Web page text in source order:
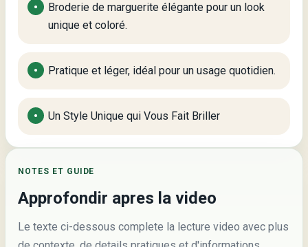
Broderie de marguerite élégante pour un look
unique et coloré.
Pratique et léger, idéal pour un usage quotidien.
Un Style Unique qui Vous Fait Briller
NOTES ET GUIDE
Approfondir apres la video
Le texte ci-dessous complete la lecture video avec plus